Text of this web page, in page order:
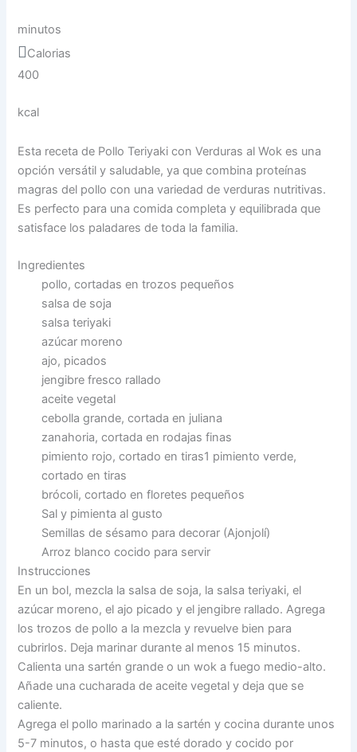
minutos
Calorias
400
kcal
Esta receta de Pollo Teriyaki con Verduras al Wok es una
opción versátil y saludable, ya que combina proteínas
magras del pollo con una variedad de verduras nutritivas.
Es perfecto para una comida completa y equilibrada que
satisface los paladares de toda la familia.
Ingredientes
pollo, cortadas en trozos pequeños
salsa de soja
salsa teriyaki
azúcar moreno
ajo, picados
jengibre fresco rallado
aceite vegetal
cebolla grande, cortada en juliana
zanahoria, cortada en rodajas finas
pimiento rojo, cortado en tiras1 pimiento verde,
cortado en tiras
brócoli, cortado en floretes pequeños
Sal y pimienta al gusto
Semillas de sésamo para decorar (Ajonjolí)
Arroz blanco cocido para servir
Instrucciones
En un bol, mezcla la salsa de soja, la salsa teriyaki, el
azúcar moreno, el ajo picado y el jengibre rallado. Agrega
los trozos de pollo a la mezcla y revuelve bien para
cubrirlos. Deja marinar durante al menos 15 minutos.
Calienta una sartén grande o un wok a fuego medio-alto.
Añade una cucharada de aceite vegetal y deja que se
caliente.
Agrega el pollo marinado a la sartén y cocina durante unos
5-7 minutos, o hasta que esté dorado y cocido por